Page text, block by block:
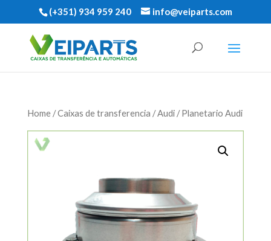
(+351) 934 959 240 info@veiparts.com
Home/Caixas de transferencia /Audi/ Planetario Audi